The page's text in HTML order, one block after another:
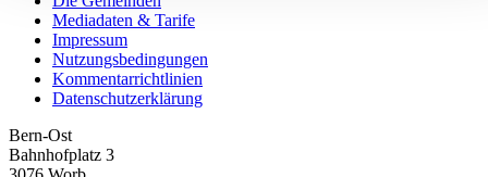
können und die Zugriffe auf unsere Website zu analysieren.
Außerdem geben wir Informationen zu Ihrer Verwendung
unserer Website an unsere Partner für soziale Medien,
Werbung und Analysen weiter. Unsere Partner führen diese
die Sie ihnen bereitgestellt haben oder die sie im Rahmen
Ihrer Nutzung der Dienste gesammelt haben.
Mediadaten & Tarife
Impressum
Nutzungsbedingungen
Kommentarrichtlinien
Datenschutzerklärung
Bern-Ost
Bahnhofplatz 3